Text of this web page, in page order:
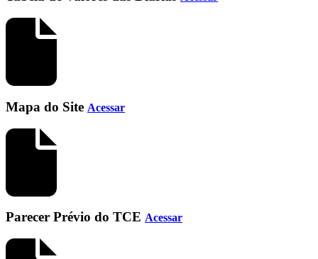
Mapa do Site Acessar
Parecer Prévio do TCE Acessar